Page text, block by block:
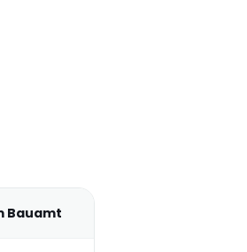
Bauamt